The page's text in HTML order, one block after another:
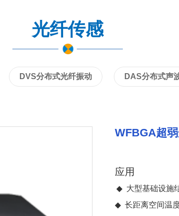
光纤传感
DVS分布式光纤振动 DAS分布式声
WFBGA超
应用
◆ 大型基础设施
◆ 长距离空间温